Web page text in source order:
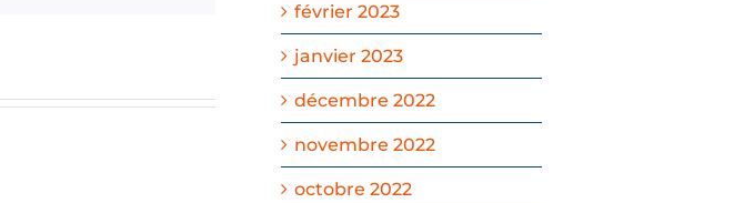
février 2023
janvier 2023
décembre 2022
novembre 2022
octobre 2022